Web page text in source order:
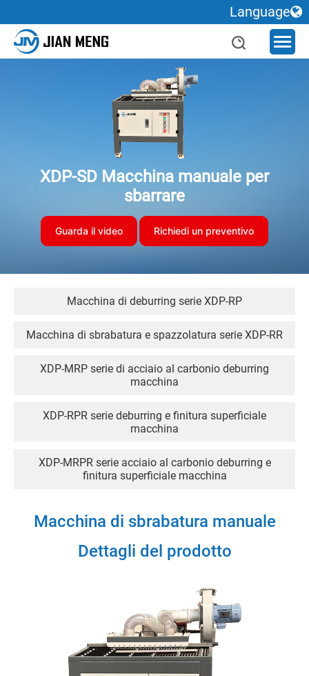
XDP-SD Macchina manuale per
sbarrare
Guarda il video Richiedi un preventivo
Macchina di deburring serie XDP-RP
Macchina di sbrabatura e spazzolatura serie XDP-RR
XDP-MRP serie di acciaio al carbonio deburring
macchina
XDP-RPR serie deburring e finitura superficiale
macchina
XDP-MRPR serie acciaio al carbonio deburring e
finitura superficiale macchina
serie XDP-RPRT
Macchina di finitura e lucidatura della superficie in
Macchina di sbrabatura e lucidatura serie XDP-RRT
Spazzolatrice umida a superficie piatta della serie
XDP-WRR
Macchina di sbrabatura manuale
Dettagli del prodotto
Language